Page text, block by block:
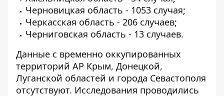
Черновицкая область - 1053 случая;
Черкасская область - 206 случаев;
Черниговская область - 13 случаев.
Данные с временно оккупированных
территорий АР Крым, Донецкой,
Луганской областей и города Севастополя
отсутствуют. Исследования проводились